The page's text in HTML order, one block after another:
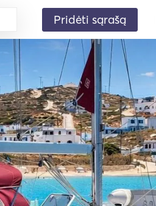
Pridėti sąrašą